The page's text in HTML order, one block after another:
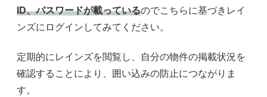
ID、パスワードが載っているのでこちらに基づきレイ
ンズにログインしてみてください。
定期的にレインズを閲覧し、自分の物件の掲載状況を
確認することにより、囲い込みの防止につながりま
す。